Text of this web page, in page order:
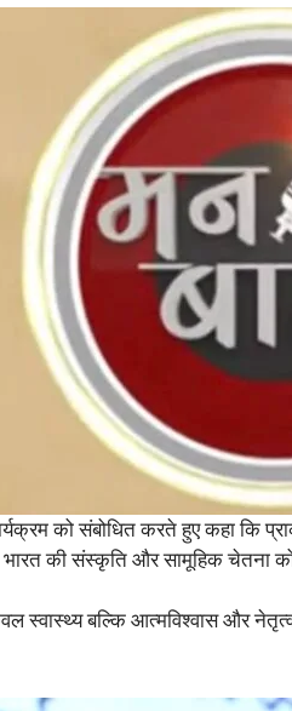
को संबोधित करते हुए कहा
की संस्कृति और सामूहिक चेतना को
स्वास्थ्य बल्कि आत्मविश्वास और